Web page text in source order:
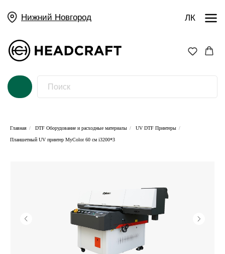
Нижний Новгород
Главная / DTF Оборудование и расходные материалы / UV DTF Принтеры /
Планшетный UV принтер MyColor 60 см i3200*3